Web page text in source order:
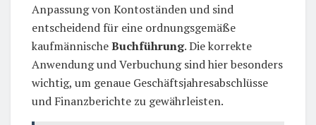
Anpassung von Kontoständen und sind
entscheidend für eine ordnungsgemäße
kaufmännischeBuchführung. Die korrekte
Anwendung und Verbuchung sind hier besonders
wichtig, um genaue Geschäftsjahresabschlüsse
und Finanzberichte zu gewährleisten.